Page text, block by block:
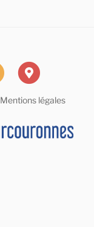
Mentions légales